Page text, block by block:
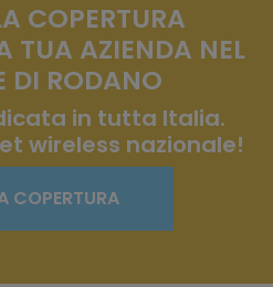
COPERTURA
TUA AZIENDA NEL
DI RODANO
in tutta Italia.
wireless nazionale!
COPERTURA